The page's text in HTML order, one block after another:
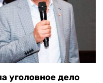
уголовное дело